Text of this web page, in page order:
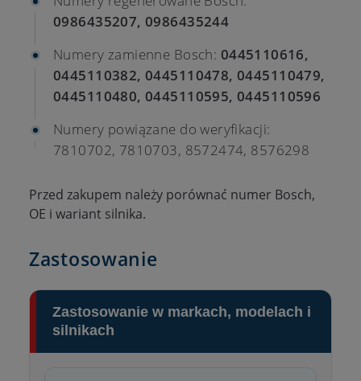
0986435207, 0986435244
Numery zamienne Bosch: 0445110616,
0445110382, 0445110478, 0445110479,
0445110480, 0445110595, 0445110596
Numery powiązane do weryfikacji:
7810702, 7810703, 8572474, 8576298
Przed zakupem należy porównać numer Bosch,
OE i wariant silnika.
Zastosowanie
Zastosowanie w markach, modelach i
silnikach